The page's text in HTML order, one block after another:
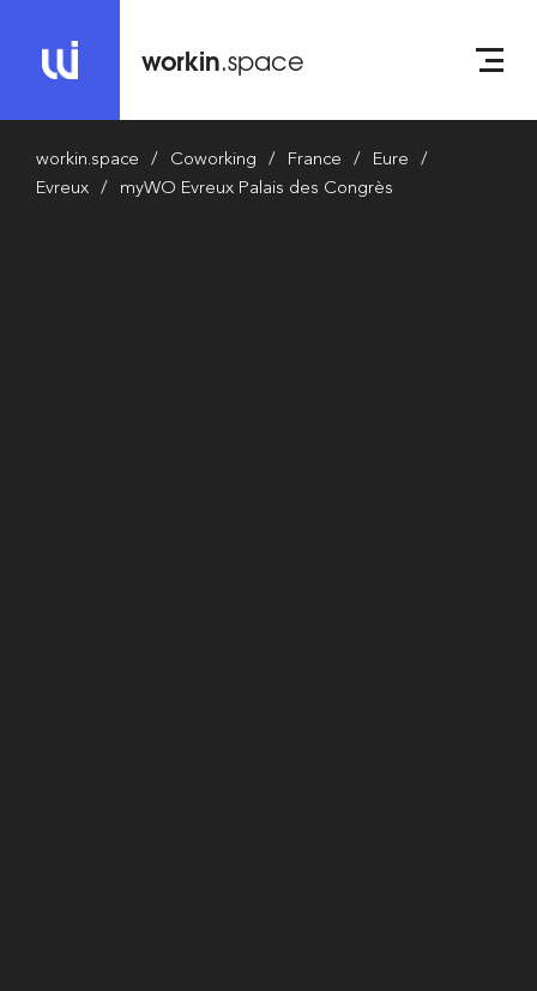
workin.space
workin.space Coworking France
Eure
Evreux
myWO Evreux Palais des Congrès